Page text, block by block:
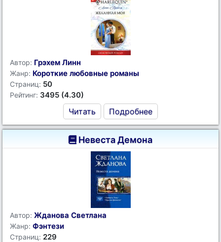
Автор: Грэхем Линн
Жанр: Короткие любовные романы
Страниц: 50
Рейтинг: 3495 (4.30)
Читать Подробнее
Невеста Демона
Автор: Жданова Светлана
Жанр: Фэнтези
Страниц: 229